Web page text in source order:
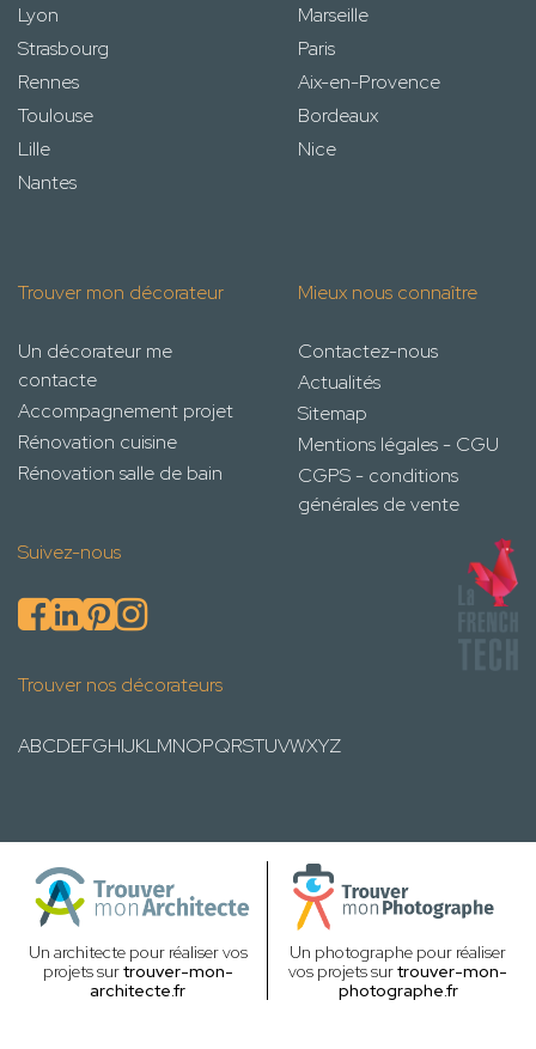
Lyon
Marseille
Strasbourg
Paris
Rennes
Aix-en-Provence
Toulouse
Bordeaux
Lille
Nice
Nantes
Trouver mon décorateur
Un décorateur me
contacte
Accompagnement projet
Rénovation cuisine
Rénovation salle de bain
Mieux nous connaître
Contactez-nous
Actualités
Sitemap
Mentions légales - CGU
CGPS - conditions
générales de vente
Suivez-nous
Trouver nos décorateurs
ABCDEFGHIJKLMNOPQRSTUVWXYZ
Un architecte pour réaliser vos
projets surtrouver-mon-
architecte.fr
Un photographe pour réaliser
vos projets surtrouver-mon-
photographe.fr